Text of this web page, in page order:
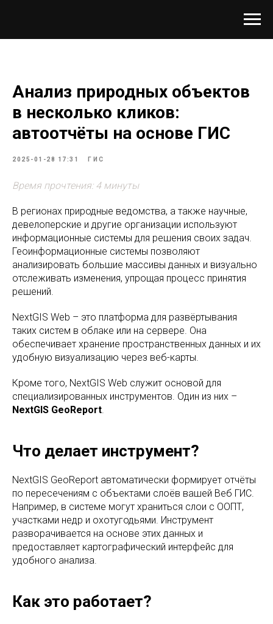
Анализ природных объектов
в несколько кликов:
автоотчёты на основе ГИС
2025-01-28 17:31 ГИС
Время прочтения: 4 минуты
В регионах природные ведомства, а также научные,
девелоперские и другие организации используют
информационные системы для решения своих задач.
Геоинформационные системы позволяют
анализировать большие массивы данных и визуально
отслеживать изменения, упрощая процесс принятия
решений.
NextGIS Web – это платформа для развёртывания
таких систем в облаке или на сервере. Она
обеспечивает хранение пространственных данных и их
удобную визуализацию через веб-карты.
Кроме того, NextGIS Web служит основой для
специализированных инструментов. Один из них –
NextGIS GeoReport.
Что делает инструмент?
NextGIS GeoReport автоматически формирует отчёты
по пересечениям с объектами слоёв вашей Веб ГИС.
Например, в системе могут храниться слои с ООПТ,
участками недр и охотугодьями. Инструмент
разворачивается на основе этих данных и
предоставляет картографический интерфейс для
удобного анализа.
Как это работает?